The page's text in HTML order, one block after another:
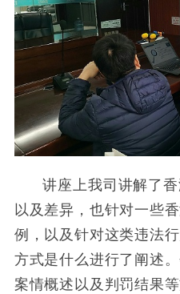
讲座上我司讲解了
以及差异，也针对一些
例，以及针对这类违法
方式是什么进行了阐述。
案情概述以及判罚结果